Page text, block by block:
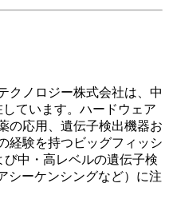
クノロジー株式会社は、中
ています。ハードウェア
の応用、遺伝子検出機器お
経験を持つビッグフィッシ
び中・高レベルの遺伝子検
シーケンシングなど）に注